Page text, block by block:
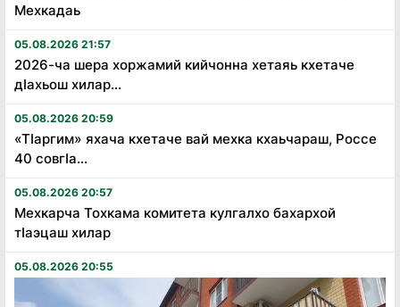
Мехкадаь
05.08.2026 21:57
2026-ча шера хоржамий кийчонна хетаяь кхетаче
дӏахьош хилар...
05.08.2026 20:59
«Тӏаргим» яхача кхетаче вай мехка кхаьчараш, Россе
40 совгӏа...
05.08.2026 20:57
Мехкарча Тохкама комитета кулгалхо бахархой
тӏаэцаш хилар
05.08.2026 20:55